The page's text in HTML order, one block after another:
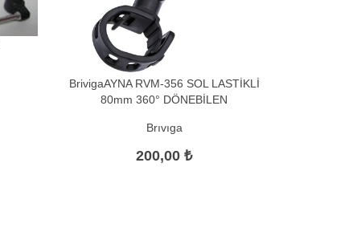
BrivigaAYNA RVM-356 SOL LASTİKLİ
80mm 360° DÖNEBİLEN
Brıvıga
200,00 ₺